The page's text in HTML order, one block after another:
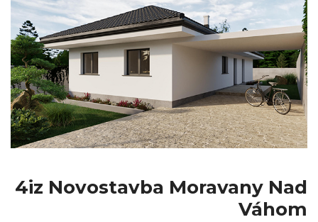
4iz Novostavba Moravany Nad
Váhom